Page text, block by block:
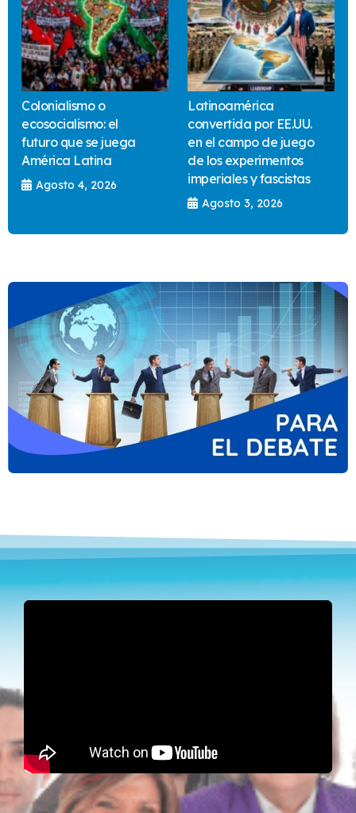
Colonialismo o
ecosocialismo: el
futuro que se juega
América Latina
Agosto 4, 2026
Latinoamérica
convertida por EE.UU.
en el campo de juego
de los experimentos
imperiales y fascistas
Agosto 3, 2026